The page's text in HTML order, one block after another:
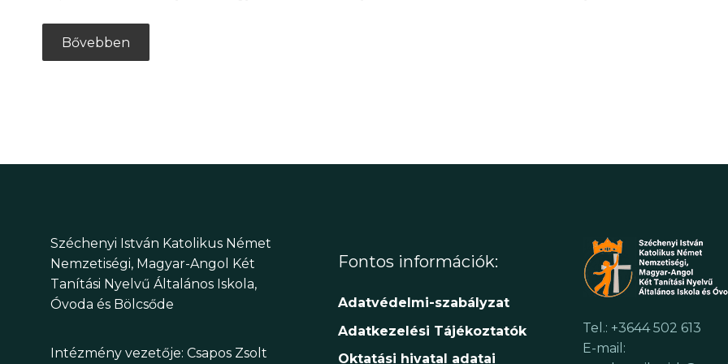
Bővebben
Széchenyi István Katolikus Német
Nemzetiségi, Magyar-Angol Két
Tanítási Nyelvű Általános Iskola,
Óvoda és Bölcsőde
Intézmény vezetője: Csapos Zsolt
Fontos információk:
Adatvédelmi-szabályzat
Adatkezelési Tájékoztatók
Oktatási hivatal adatai
Tel.: +3644 502 613
E-mail: